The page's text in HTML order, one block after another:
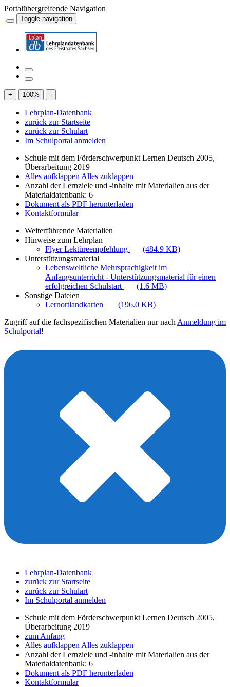
Portalübergreifende Navigation
Toggle navigation
+ 100% -
Lehrplan-Datenbank
zurück zur Startseite
zurück zur Schulart
Im Schulportal anmelden
Schule mit dem Förderschwerpunkt Lernen Deutsch 2005,
Überarbeitung 2019
Alles aufklappen Alles zuklappen
Anzahl der Lernziele und -inhalte mit Materialien aus der
Materialdatenbank: 6
Dokument als PDF herunterladen
Kontaktformular
Weiterführende Materialien
Hinweise zum Lehrplan
Flyer Lektüreempfehlung
(484.9 KB)
Unterstützungsmaterial
Lebensweltliche Mehrsprachigkeit im
Anfangsunterricht - Unterstützungsmaterial für einen
erfolgreichen Schulstart
(1.6 MB)
Sonstige Dateien
Lernortlandkarten
(196.0 KB)
Zugriff auf die fachspezifischen Materialien nur nach Anmeldung im
Schulportal!
Lehrplan-Datenbank
zurück zur Startseite
zurück zur Schulart
Im Schulportal anmelden
Schule mit dem Förderschwerpunkt Lernen Deutsch 2005,
Überarbeitung 2019
zum Anfang
Alles aufklappen Alles zuklappen
Anzahl der Lernziele und -inhalte mit Materialien aus der
Materialdatenbank: 6
Dokument als PDF herunterladen
Kontaktformular